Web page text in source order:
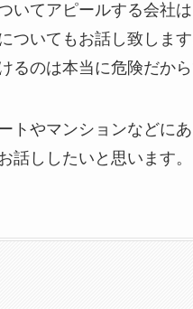
いてアピールする会社
ついてもお話し致しま
るのは本当に危険だから
トやマンションなどに
話ししたいと思います。